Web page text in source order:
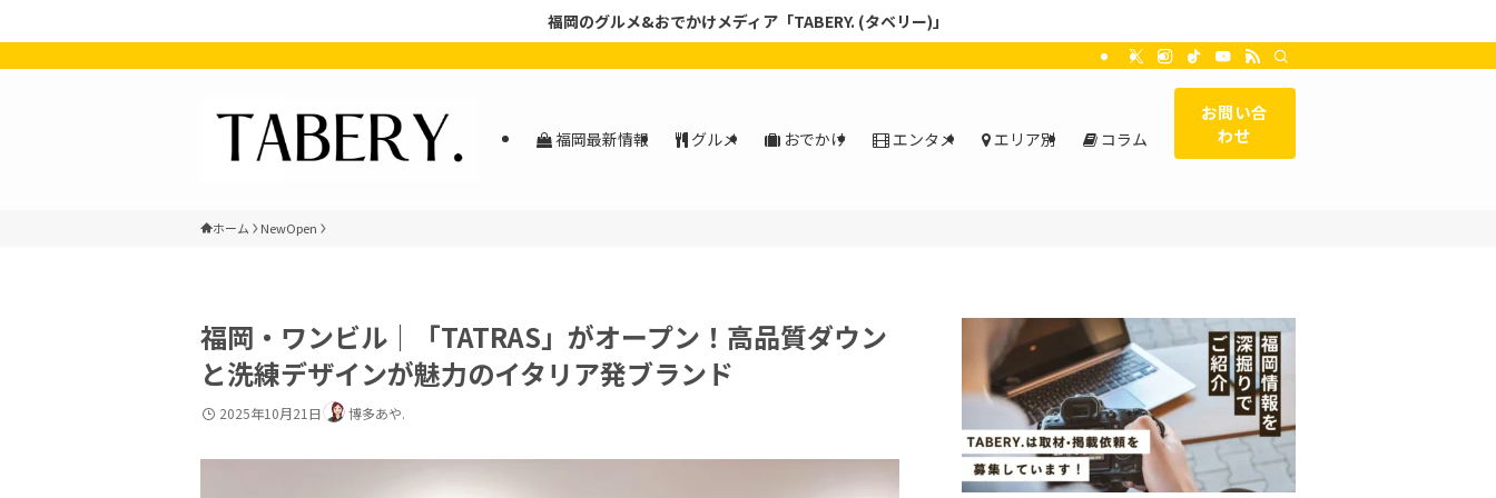
福岡のグルメ&おでかけメディア「TABERY. (タベリー)」
福岡最新情報 グルメ おでかけ エンタメ エリア別 コラム
お問い合
わせ
ホーム NewOpen
福岡・ワンビル｜「TATRAS」がオープン！高品質ダウン
と洗練デザインが魅力のイタリア発ブランド
2025年10月21日 博多あや.